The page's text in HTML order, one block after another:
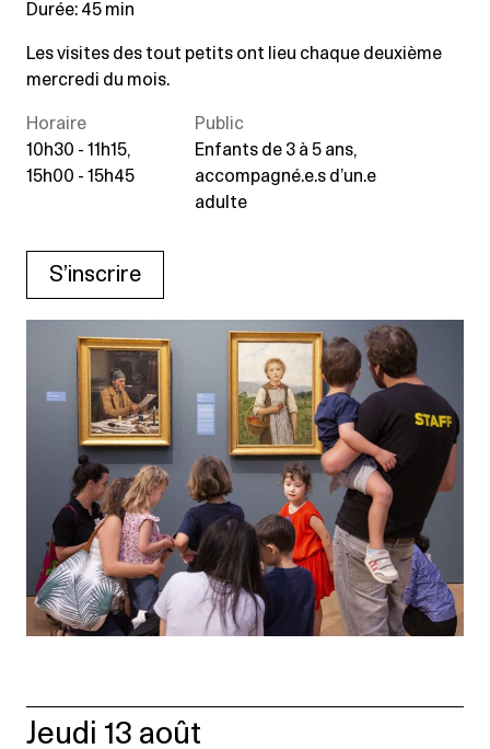
Durée: 45 min
Les visites des tout petits ont lieu chaque deuxième
mercredi du mois.
Horaire
10h30 - 11h15,
15h00 - 15h45
Public
Enfants de 3 à 5 ans,
accompagné.e.s d’un.e
adulte
S’inscrire
Jeudi 13 août